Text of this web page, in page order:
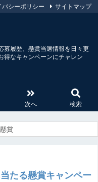
募履歴、懸賞当選情報を日々更
得なキャンペーンにチャレン
次へ 検索
バシーポリシー サイトマップ
賞
たる懸賞キャンペー